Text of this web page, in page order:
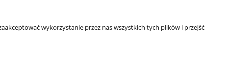
Dostępności
wykorzystanie przez nas wszystkich tych plików i przejść